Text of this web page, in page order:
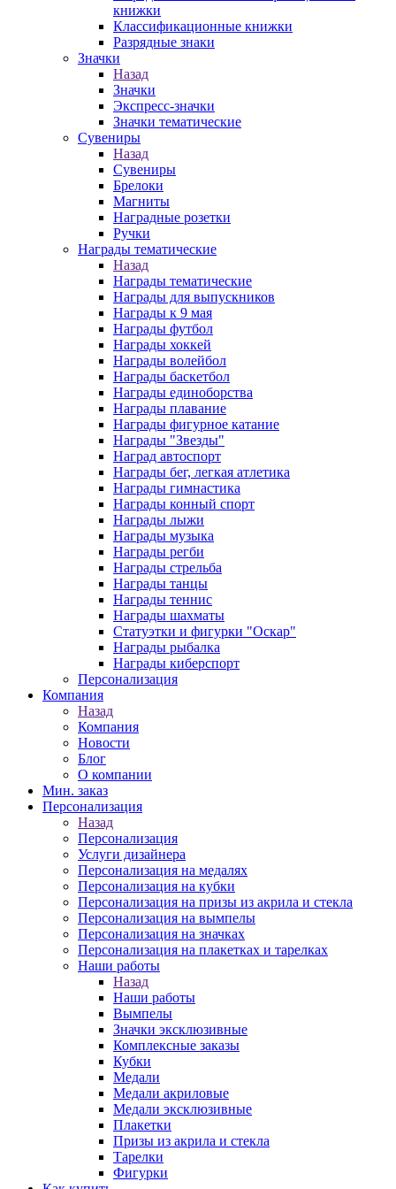
книжки
Классификационные книжки
Разрядные знаки
Значки
Назад
Значки
Экспресс-значки
Значки тематические
Сувениры
Назад
Сувениры
Брелоки
Магниты
Наградные розетки
Ручки
Награды тематические
Назад
Награды тематические
Награды для выпускников
Награды к 9 мая
Награды футбол
Награды хоккей
Награды волейбол
Награды баскетбол
Награды единоборства
Награды плавание
Награды фигурное катание
Награды "Звезды"
Наград автоспорт
Награды бег, легкая атлетика
Награды гимнастика
Награды конный спорт
Награды лыжи
Награды музыка
Награды регби
Награды стрельба
Награды танцы
Награды теннис
Награды шахматы
Статуэтки и фигурки "Оскар"
Награды рыбалка
Награды киберспорт
Персонализация
Компания
Назад
Компания
Новости
Блог
О компании
Мин. заказ
Персонализация
Назад
Персонализация
Услуги дизайнера
Персонализация на медалях
Персонализация на кубки
Персонализация на призы из акрила и стекла
Персонализация на вымпелы
Персонализация на значках
Персонализация на плакетках и тарелках
Наши работы
Назад
Наши работы
Вымпелы
Значки эксклюзивные
Комплексные заказы
Кубки
Медали
Медали акриловые
Медали эксклюзивные
Плакетки
Призы из акрила и стекла
Тарелки
Фигурки